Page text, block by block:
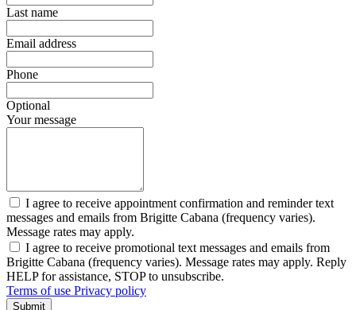
Last name
Email address
Phone
Optional
Your message
I agree to receive appointment confirmation and reminder text
messages and emails from Brigitte Cabana (frequency varies).
Message rates may apply.
I agree to receive promotional text messages and emails from
Brigitte Cabana (frequency varies). Message rates may apply. Reply
HELP for assistance, STOP to unsubscribe.
Terms of use Privacy policy
Submit